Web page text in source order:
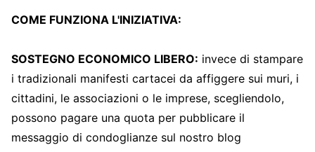
COME FUNZIONA L'INIZIATIVA:
SOSTEGNO ECONOMICO LIBERO: invece di stampare
i tradizionali manifesti cartacei da affiggere sui muri, i
cittadini, le associazioni o le imprese, scegliendolo,
possono pagare una quota per pubblicare il
messaggio di condoglianze sul nostro blog